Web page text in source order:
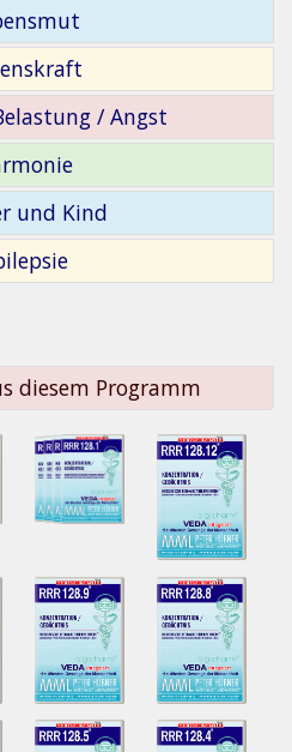
/ Angst
und Kind
diesem Programm